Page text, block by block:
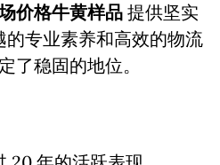
价格牛黄样品 提供坚实
专业素养和高效的物流
了稳固的地位。